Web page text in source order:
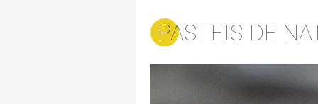
PASTEIS DE